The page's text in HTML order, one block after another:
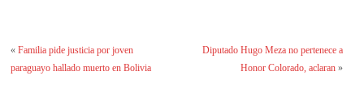
«Familia pide justicia por joven
paraguayo hallado muerto en Bolivia
Diputado Hugo Meza no pertenece a
Honor Colorado, aclaran»